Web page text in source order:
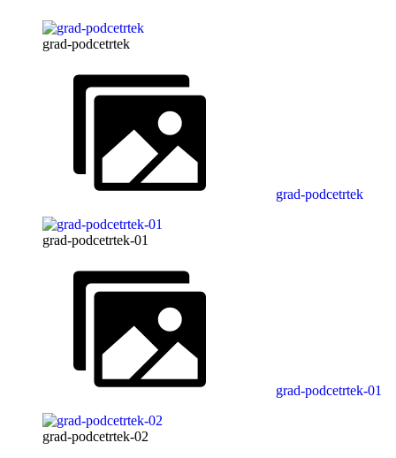
grad-podcetrtek
grad-podcetrtek
grad-podcetrtek-01
grad-podcetrtek-01
grad-podcetrtek-02